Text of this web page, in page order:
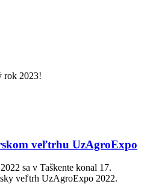
rok 2023!
veľtrhu UzAgroExpo
sa v Taškente konal 17.
veľtrh UzAgroExpo 2022.